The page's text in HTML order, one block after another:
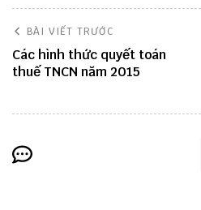
BÀI VIẾT TRƯỚC
Các hình thức quyết toán
thuế TNCN năm 2015